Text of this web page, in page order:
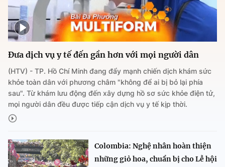
Đưa dịch vụ y tế đến gần hơn với mọi người dân
(HTV) - TP. Hồ Chí Minh đang đẩy mạnh chiến dịch khám sức
khỏe toàn dân với phương châm "không để ai bị bỏ lại phía
sau". Từ khám lưu động đến xây dựng hồ sơ sức khỏe điện tử,
mọi người dân đều được tiếp cận dịch vụ y tế kịp thời.
Colombia: Nghệ nhân hoàn thiện
những giỏ hoa, chuẩn bị cho Lễ hội